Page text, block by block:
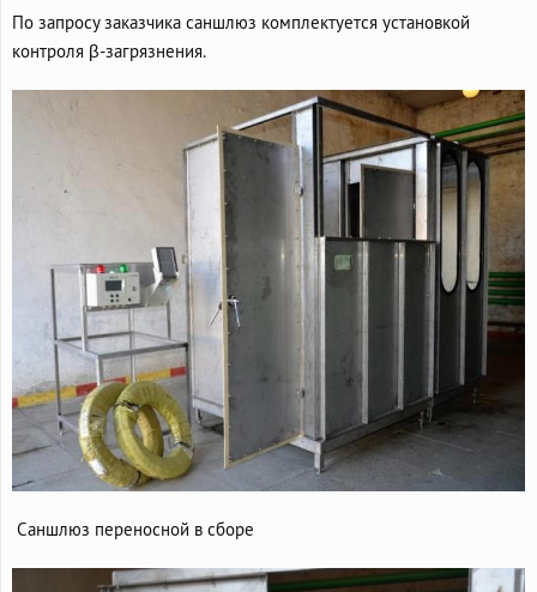
По запросу заказчика саншлюз комплектуется установкой
контроля β-загрязнения.
Саншлюз переносной в сборе